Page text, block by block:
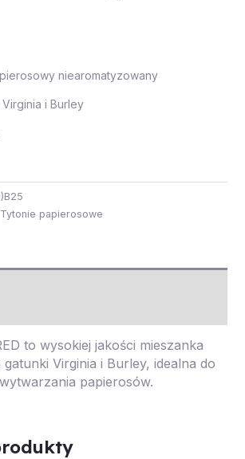
niearomatyzowany
i Burley
Tytonie papierosowe
to wysokiej jakości mieszanka
gatunki Virginia i Burley, idealna do
papierosów.